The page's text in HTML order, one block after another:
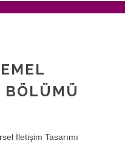
BÖLÜMÜ
İletişim Tasarımı